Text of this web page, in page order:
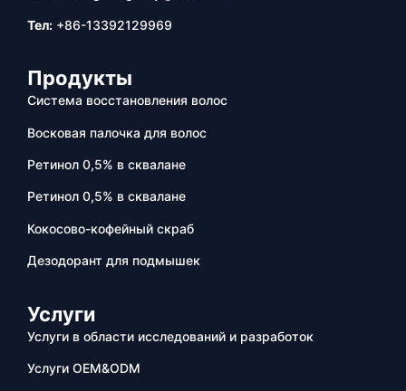
Тел: +86-13392129969
Продукты
Система восстановления волос
Восковая палочка для волос
Ретинол 0,5% в сквалане
Ретинол 0,5% в сквалане
Кокосово-кофейный скраб
Дезодорант для подмышек
Услуги
Услуги в области исследований и разработок
Услуги OEM&ODM